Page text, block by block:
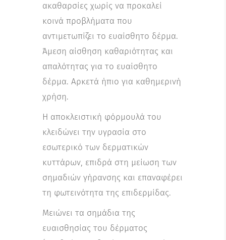
ακαθαρσίες χωρίς να προκαλεί
κοινά προβλήματα που
αντιμετωπίζει το ευαίσθητο δέρμα.
Άμεση αίσθηση καθαριότητας και
απαλότητας για το ευαίσθητο
δέρμα. Αρκετά ήπιο για καθημερινή
χρήση.
Η αποκλειστική φόρμουλά του
κλειδώνει την υγρασία στο
εσωτερικό των δερματικών
κυττάρων, επιδρά στη μείωση των
σημαδιών γήρανσης και επαναφέρει
τη φωτεινότητα της επιδερμίδας.
Μειώνει τα σημάδια της
ευαισθησίας του δέρματος